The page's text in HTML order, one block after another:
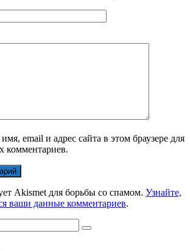
email и адрес сайта в этом браузере для
комментариев.
Akismet для борьбы со спамом. Узнайте,
ваши данные комментариев.